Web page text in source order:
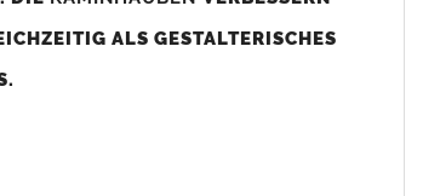
bestellen. ALS GESTALTERISCHES